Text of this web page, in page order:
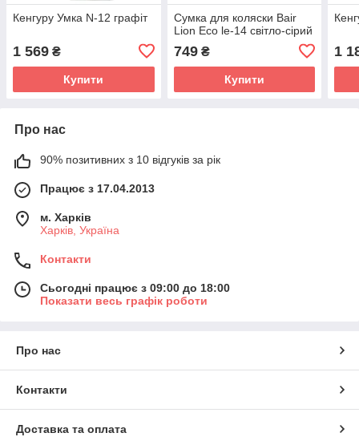
Кенгуру Умка N-12 графіт
1 569 ₴
Купити
Сумка для коляски Bair
Lion Eco le-14 світло-сірий
749₴
Купити
1
Про нас
90% позитивних з 10 відгуків за рік
Працює з 17.04.2013
м. Харків
Харків, Україна
Контакти
Сьогодні працює з 09:00 до 18:00
Показати весь графік роботи
Про нас
Контакти
Доставка та оплата